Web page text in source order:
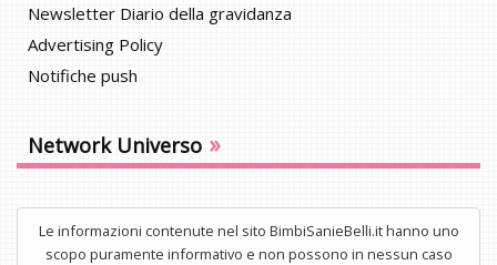
Newsletter Diario della gravidanza
Advertising Policy
Notifiche push
Network Universo »
Le informazioni contenute nel sito BimbiSanieBelli.it hanno uno
scopo puramente informativo e non possono in nessun caso